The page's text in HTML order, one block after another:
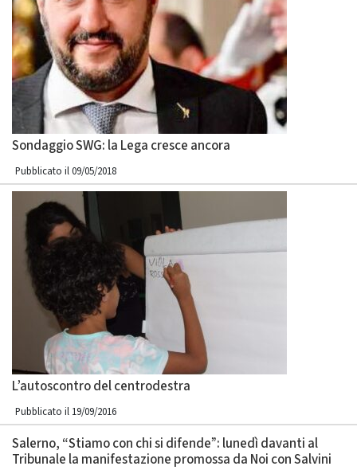
Sondaggio SWG: la Lega cresce ancora
Pubblicato il 09/05/2018
L’autoscontro del centrodestra
Pubblicato il 19/09/2016
Salerno, “Stiamo con chi si difende”: lunedì davanti al
Tribunale la manifestazione promossa da Noi con Salvini